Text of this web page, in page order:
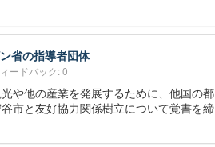
省の指導者団体
ードバック: 0
や他の産業を発展するために、他国の都
市と友好協力関係樹立について覚書を締